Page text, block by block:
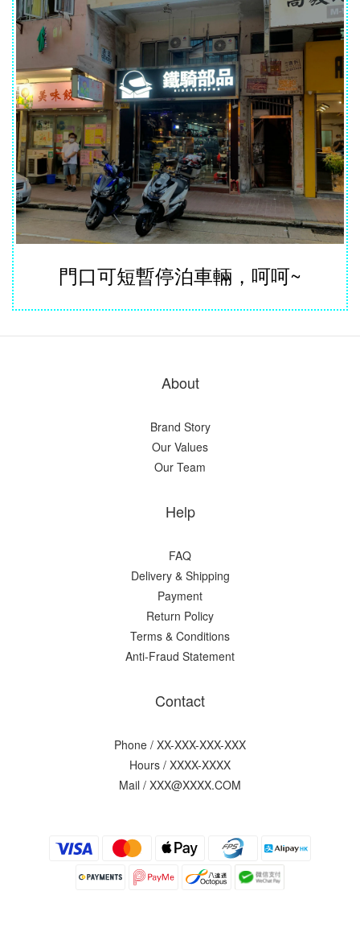
門口可短暫停泊車輛，呵呵~
About
Brand Story
Our Values
Our Team
Help
FAQ
Delivery & Shipping
Payment
Return Policy
Terms & Conditions
Anti-Fraud Statement
Contact
Phone / XX-XXX-XXX-XXX
Hours / XXXX-XXXX
Mail / XXX@XXXX.COM